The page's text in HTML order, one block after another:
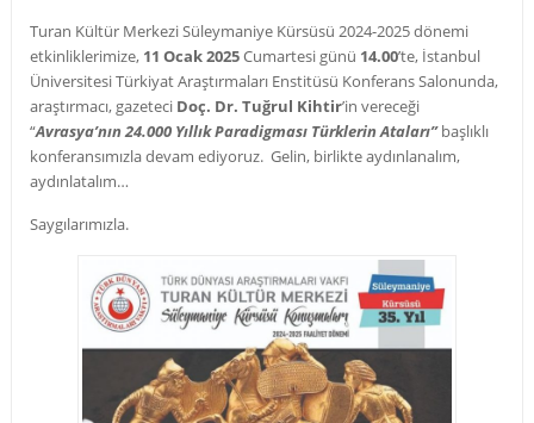
Turan Kültür Merkezi Süleymaniye Kürsüsü 2024-2025 dönemi
etkinliklerimize, 11 Ocak 2025Cumartesi günü 14.00’te, İstanbul
Üniversitesi Türkiyat Araştırmaları Enstitüsü Konferans Salonunda,
araştırmacı, gazeteci Doç. Dr. Tuğrul Kihtir’in vereceği
“Avrasya’nın 24.000 Yıllık Paradigması Türklerin Ataları”başlıklı
konferansımızla devam ediyoruz. Gelin, birlikte aydınlanalım,
aydınlatalım…
Saygılarımızla.